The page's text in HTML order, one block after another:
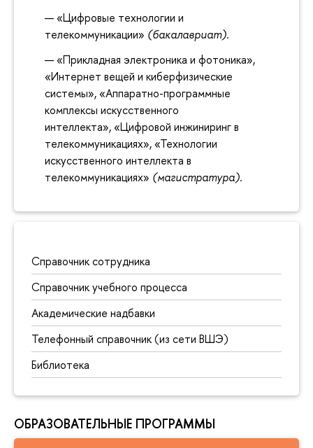
«Цифровые технологии и
телекоммуникации» (бакалавриат).
«Прикладная электроника и фотоника»,
«Интернет вещей и киберфизические
системы», «Аппаратно-программные
комплексы искусственного
интеллекта», «Цифровой инжиниринг в
телекоммуникациях», «Технологии
искусственного интеллекта в
телекоммуникациях» (магистратура).
Справочник сотрудника
Справочник учебного процесса
Академические надбавки
Телефонный справочник (из сети ВШЭ)
Библиотека
ОБРАЗОВАТЕЛЬНЫЕ ПРОГРАММЫ